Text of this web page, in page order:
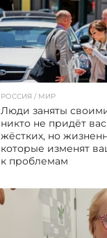
РОССИЯ / МИР
Люди заняты
никто не придёт вас
жёстких, но
которые изменят
к проблемам